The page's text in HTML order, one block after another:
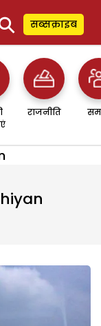
सब्सक्राइब
राजनीति